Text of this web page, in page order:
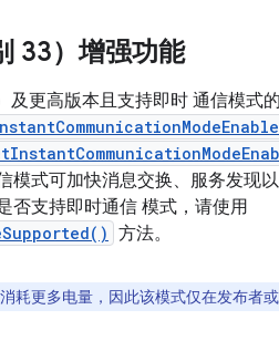
33）增强功能
及更高版本且支持即时 通信模式
模式可加快消息交换、服务发现
否支持即时通信 模式，请使用
方法。
耗更多电量，因此该模式仅在发布者